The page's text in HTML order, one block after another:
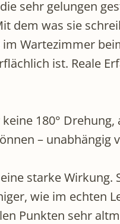
sehr gelungen
dem was sie
Wartezimmer
ist. Reale
180°
– unabhängig
starke Wirkung.
wie im echten
Punkten sehr